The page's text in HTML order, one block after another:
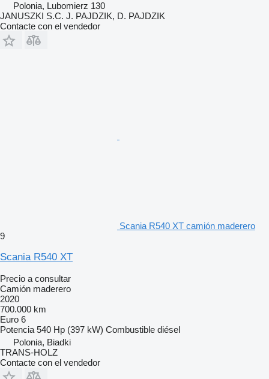
Polonia, Lubomierz 130
JANUSZKI S.C. J. PAJDZIK, D. PAJDZIK
Contacte con el vendedor
Scania R540 XT camión maderero
9
Scania R540 XT
Precio a consultar
Camión maderero
2020
700.000 km
Euro 6
Potencia 540 Hp (397 kW) Combustible diésel
Polonia, Biadki
TRANS-HOLZ
Contacte con el vendedor